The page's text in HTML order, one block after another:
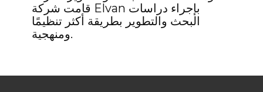
قامت شركة Elvan بإجراء دراسات
البحث والتطوير بطريقة أكثر تنظيمًا
ومنهجية.